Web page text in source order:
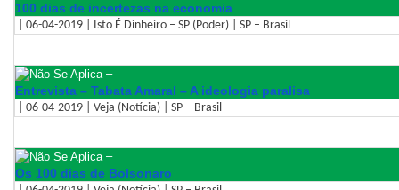
100 dias de incertezas na economia
| 06-04-2019 | Isto É Dinheiro – SP (Poder) | SP – Brasil
–
Entrevista – Tabata Amaral – A ideologia paralisa
| 06-04-2019 | Veja (Notícia) | SP – Brasil
–
Os 100 dias de Bolsonaro